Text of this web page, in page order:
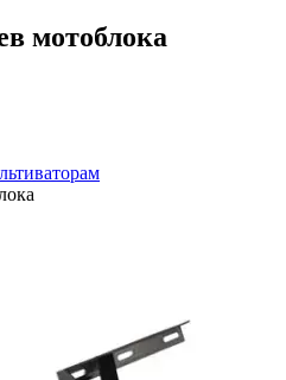
мотоблока